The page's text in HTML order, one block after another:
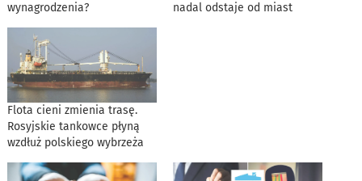
wynagrodzenia?
nadal odstaje od miast
Flota cieni zmienia trasę.
Rosyjskie tankowce płyną
wzdłuż polskiego wybrzeża